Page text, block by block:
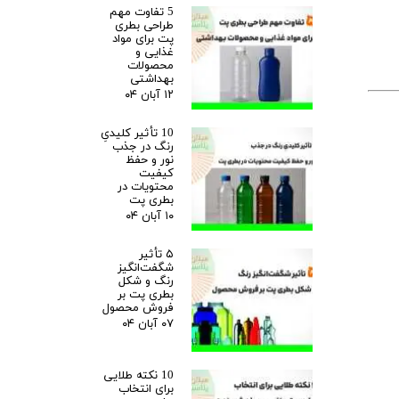
5 تفاوت مهم
طراحی بطری
پت برای مواد
غذایی و
محصولات
بهداشتی
۱۲ آبان ۰۴
10 تأثیر کلیدیِ
رنگ در جذب
نور و حفظ
کیفیت
محتویات در
بطری پت
۱۰ آبان ۰۴
۵ تأثیر
شگفت‌انگیز
رنگ و شکل
بطری پت بر
فروش محصول
۰۷ آبان ۰۴
10 نکته طلایی
برای انتخاب